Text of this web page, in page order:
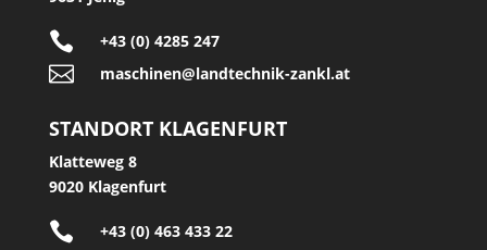
 +43 (0) 4285 247
 maschinen@landtechnik-zankl.at
STANDORT KLAGENFURT
Klatteweg 8
9020 Klagenfurt
 +43 (0) 463 433 22